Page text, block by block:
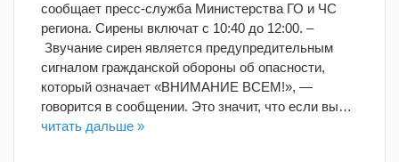
сообщает пресс-служба Министерства ГО и ЧС
региона. Сирены включат с 10:40 до 12:00. –
Звучание сирен является предупредительным
сигналом гражданской обороны об опасности,
который означает «ВНИМАНИЕ ВСЕМ!», —
говорится в сообщении. Это значит, что если вы…
читать дальше »